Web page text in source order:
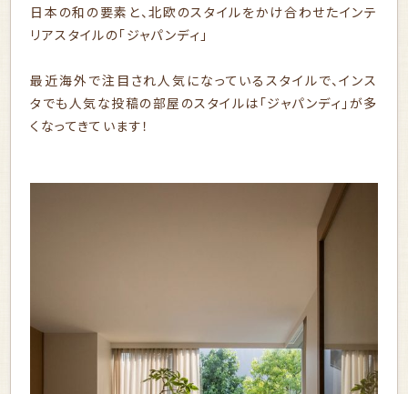
日本の和の要素と、北欧のスタイルをかけ合わせたインテ
リアスタイルの「ジャパンディ」
最近海外で注目され人気になっているスタイルで、インス
タでも人気な投稿の部屋のスタイルは「ジャパンディ」が多
くなってきています！